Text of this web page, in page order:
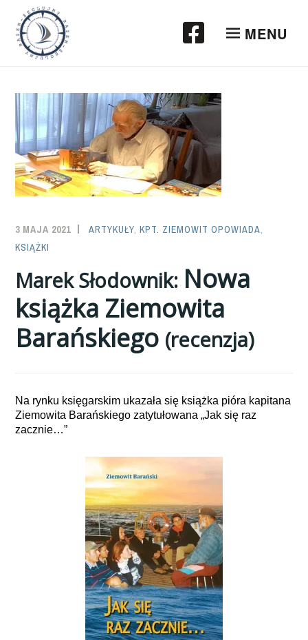
Przeskocz
treści
MENU
3 MAJA 2021
SAILOR-
ARTYKUŁY,KPT. ZIEMOWIT OPOWIADA,
KSIĄŻKI
Marek Słodownik: Nowa
książka Ziemowita
Barańskiego (recenzja)
Na rynku księgarskim ukazała się książka pióra kapitana
Ziemowita Barańskiego zatytułowana „Jak się raz
zacznie…”